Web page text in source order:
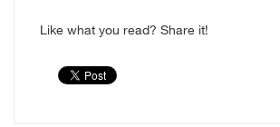
Like what you read? Share it!